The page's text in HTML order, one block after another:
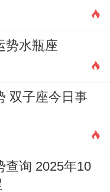
势水瓶座
双子座今日事
查询 2025年10